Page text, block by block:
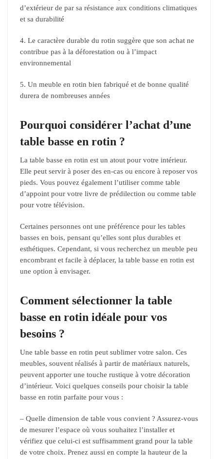
d’extérieur de par sa résistance aux conditions climatiques
et sa durabilité
4. Le caractère durable du rotin suggère que son achat ne
contribue pas à la déforestation ou à l’impact
environnemental
5. Un meuble en rotin bien fabriqué et de bonne qualité
durera de nombreuses années
Pourquoi considérer l’achat d’une
table basse en rotin ?
La table basse en rotin est un atout pour votre intérieur.
Elle peut servir à poser des en-cas ou encore à reposer vos
pieds. Vous pouvez également l’utiliser comme table
d’appoint pour votre livre de prédilection ou comme table
pour votre télévision.
Certaines personnes ont une préférence pour les tables
basses en bois, pensant qu’elles sont plus durables et
esthétiques. Cependant, si vous recherchez un meuble peu
encombrant et facile à déplacer, la table basse en rotin est
une option à envisager.
Comment sélectionner la table
basse en rotin idéale pour vos
besoins ?
Une table basse en rotin peut sublimer votre salon. Ces
meubles, souvent réalisés à partir de matériaux naturels,
peuvent apporter une touche rustique à votre décoration
d’intérieur. Voici quelques conseils pour choisir la table
basse en rotin parfaite pour vous :
– Quelle dimension de table vous convient ? Assurez-vous
de mesurer l’espace où vous souhaitez l’installer et
vérifiez que celui-ci est suffisamment grand pour la table
de votre choix. Prenez aussi en compte la hauteur de la